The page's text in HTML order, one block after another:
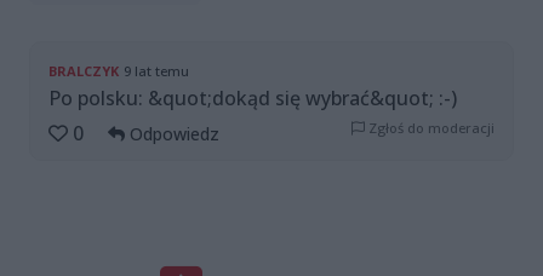
BRALCZYK 9 lat temu
Po polsku: &quot;dokąd się wybrać&quot; :-)
0
Odpowiedz Zgłoś do moderacji